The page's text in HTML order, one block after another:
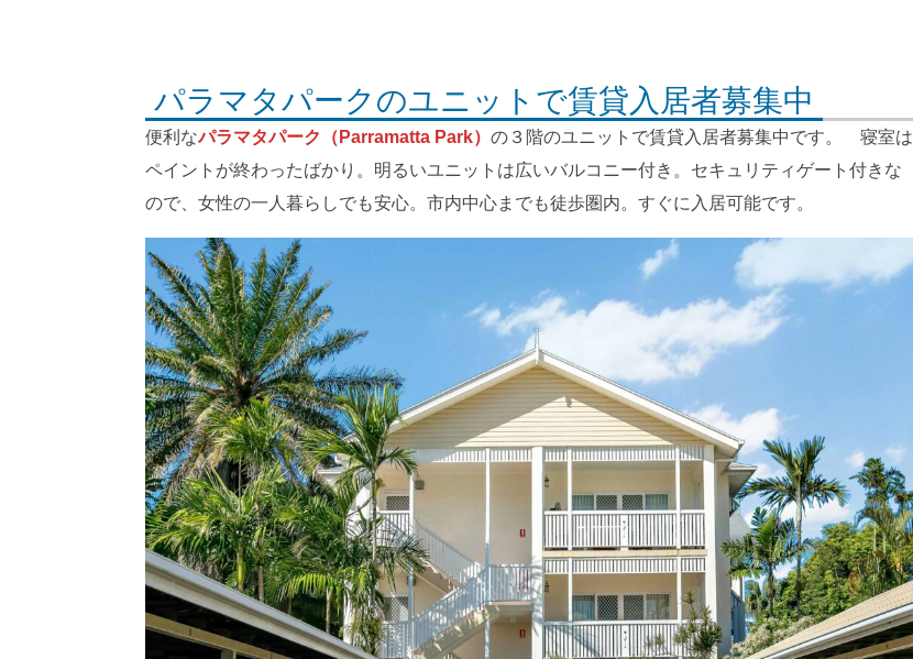
パラマタパークのユニットで賃貸入居者募集中
便利なパラマタパーク（Parramatta Park） の３階のユニットで賃貸入居者募集中です。 寝室は
ペイントが終わったばかり。明るいユニットは広いバルコニー付き。セキュリティゲート付きな
ので、女性の一人暮らしでも安心。市内中心までも徒歩圏内。すぐに入居可能です。